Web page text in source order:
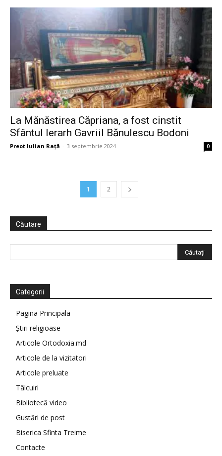
La Mănăstirea Căpriana, a fost cinstit
Sfântul Ierarh Gavriil Bănulescu Bodoni
Preot Iulian Raţă - 3 septembrie 2024 0
1 2
Căutare
Categorii
Pagina Principala
Știri religioase
Articole Ortodoxia.md
Articole de la vizitatori
Articole preluate
Tâlcuiri
Bibliotecă video
Gustări de post
Biserica Sfinta Treime
Contacte